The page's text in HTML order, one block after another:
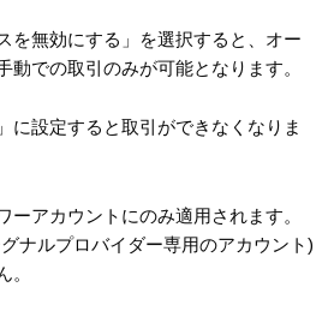
を無効にする」を選択すると、オー
動での取引のみが可能となります。
に設定すると取引ができなくなりま
ーアカウントにのみ適用されます。
ナルプロバイダー専用のアカウント)
。